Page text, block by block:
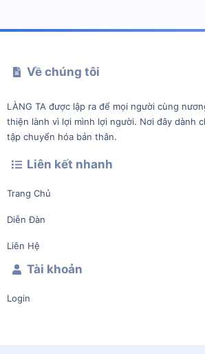
Về chúng tôi
LÀNG TA được lập ra để mọi người cùng
thiện lành vì lợi mình lợi người. Nơi đây dành
tập chuyển hóa bản thân.
Liên kết nhanh
Trang Chủ
Diễn Đàn
Liên Hệ
Tài khoản
Login